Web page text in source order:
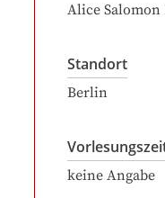
Alice
Standort
Berlin
keine Angabe